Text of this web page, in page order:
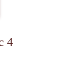
4